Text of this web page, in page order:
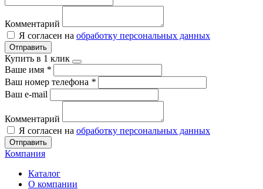
Комментарий
Я согласен на обработку персональных данных
Отправить
Купить в 1 клик
Ваше имя *
Ваш номер телефона *
Ваш e-mail
Комментарий
Я согласен на обработку персональных данных
Отправить
Компания
Каталог
О компании